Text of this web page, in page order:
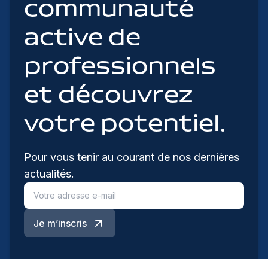
communauté
active de
professionnels
et découvrez
votre potentiel.
Pour vous tenir au courant de nos dernières
actualités.
Je m’inscris